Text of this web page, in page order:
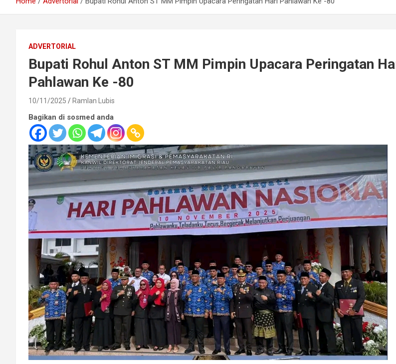
ADVERTORIAL
Bupati Rohul Anton ST MM Pimpin Upacara Peringatan
Pahlawan Ke -80
10/11/2025 Ramlan Lubis
Bagikan di sosmed anda